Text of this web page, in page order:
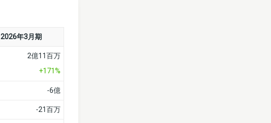
2026年3月期
2億11百万
+171%
-6億
-21百万